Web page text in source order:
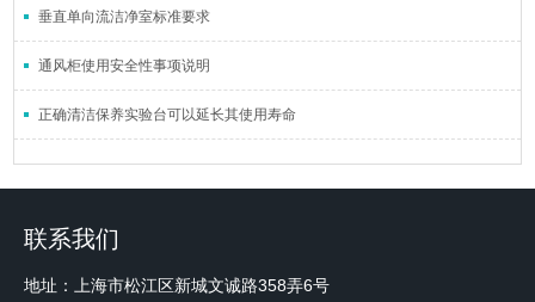
垂直单向流洁净室标准要求
通风柜使用安全性事项说明
正确清洁保养实验台可以延长其使用寿命
联系我们
地址：上海市松江区新城文诚路358弄6号